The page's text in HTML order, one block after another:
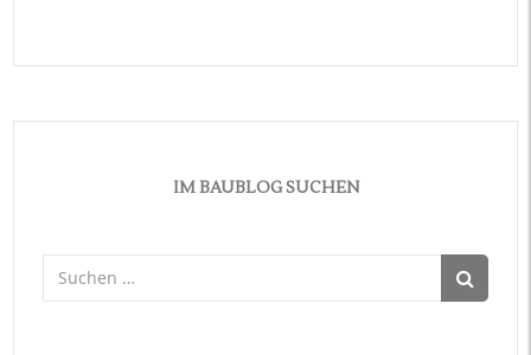
IM BAUBLOG SUCHEN
Suchen
nach: